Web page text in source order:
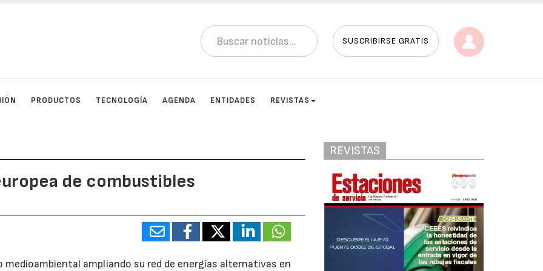
SUSCRIBIRSE GRATIS
PRODUCTOS TECNOLOGÍA AGENDA ENTIDADES REVISTAS
de combustibles
ampliando su red de energías alternativas en
REVISTAS